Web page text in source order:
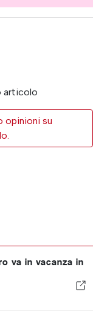
articolo
opinioni su
va in vacanza in